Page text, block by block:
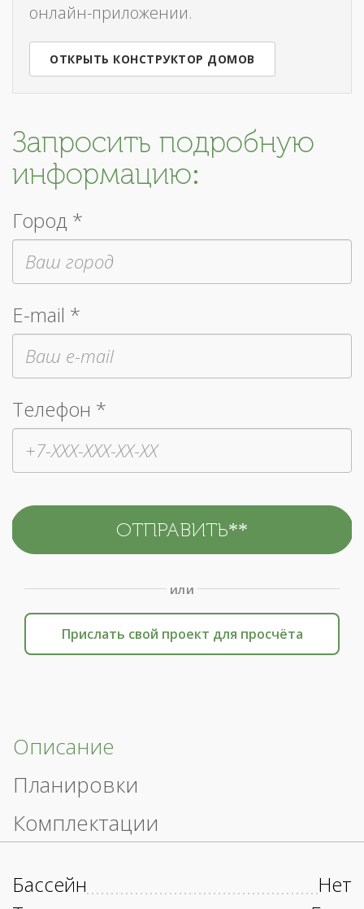
онлайн-приложении.
ОТКРЫТЬ КОНСТРУКТОР ДОМОВ
Запросить подробную
информацию:
Город *
E-mail *
Телефон *
или
Прислать свой проект для просчёта
Описание
Планировки
Комплектации
Бассейн
Нет